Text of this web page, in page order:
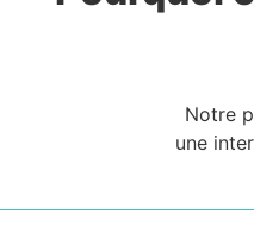
Notre
une